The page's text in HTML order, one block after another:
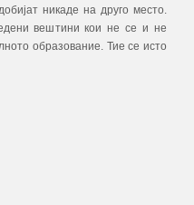
никаде на друго место.
вештини кои не се и не
образование. Тие се исто